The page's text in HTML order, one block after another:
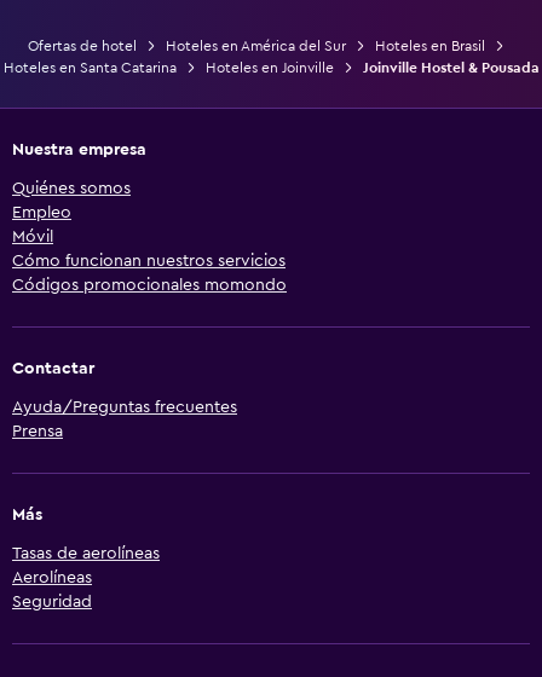
Ofertas de hotel Hoteles en América del Sur
Hoteles en Brasil
Hoteles en Santa Catarina
Hoteles en Joinville Joinville Hostel & Pousada
Nuestra empresa
Quiénes somos
Empleo
Móvil
Cómo funcionan nuestros servicios
Códigos promocionales momondo
Contactar
Ayuda/Preguntas frecuentes
Prensa
Más
Tasas de aerolíneas
Aerolíneas
Seguridad